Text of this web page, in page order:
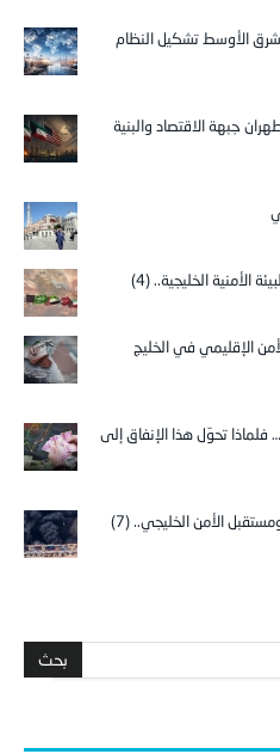
الأوسط تشكيل النظام
جبهة الاقتصاد والبنية
الأمنية الخليجية.. (4)
الإقليمي في الخليج
فلماذا تحوّل هذا الإنفاق إلى
الأمن الخليجي.. (7)